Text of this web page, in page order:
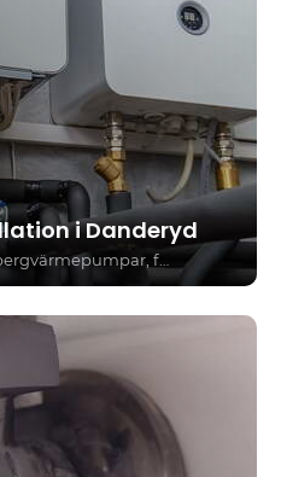
i Danderyd
Sjöstadens VVS installerar bergvärmepumpar, frånluftsvärmepumpar, golvvärme och vattenburen värme i Danderyd – för privatpersoner och bostadsrättsföreningar som vill sänka sina energikostnader med ett hållbart och korrekt installerat värmesystem.